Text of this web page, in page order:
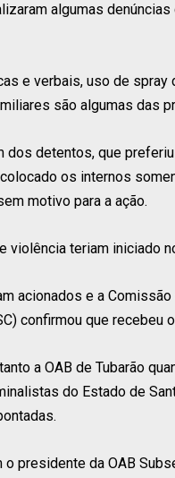
algumas
e verbais, uso de spray
são algumas das
dos detentos, que
os internos
motivo para a ação.
violência teriam iniciado
acionados e a
confirmou que recebeu
a OAB de Tubarão
do Estado de
o presidente da OAB